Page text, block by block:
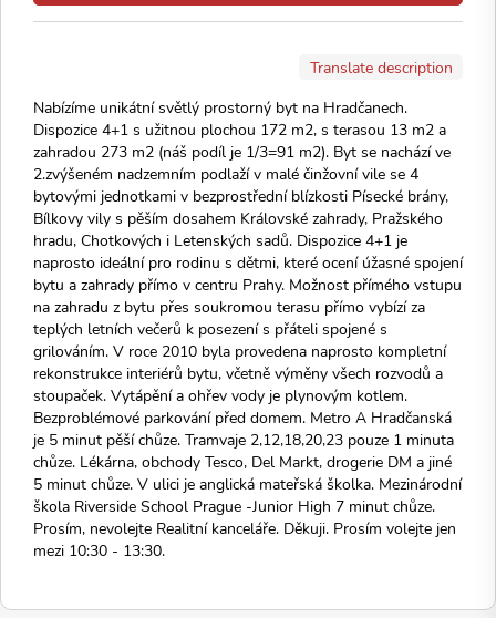
Translate description
Nabízíme unikátní světlý prostorný byt na Hradčanech.
Dispozice 4+1 s užitnou plochou 172 m2, s terasou 13 m2 a
zahradou 273 m2 (náš podíl je 1/3=91 m2). Byt se nachází ve
2.zvýšeném nadzemním podlaží v malé činžovní vile se 4
bytovými jednotkami v bezprostřední blízkosti Písecké brány,
Bílkovy vily s pěším dosahem Královské zahrady, Pražského
hradu, Chotkových i Letenských sadů. Dispozice 4+1 je
naprosto ideální pro rodinu s dětmi, které ocení úžasné spojení
bytu a zahrady přímo v centru Prahy. Možnost přímého vstupu
na zahradu z bytu přes soukromou terasu přímo vybízí za
teplých letních večerů k posezení s přáteli spojené s
grilováním. V roce 2010 byla provedena naprosto kompletní
rekonstrukce interiérů bytu, včetně výměny všech rozvodů a
stoupaček. Vytápění a ohřev vody je plynovým kotlem.
Bezproblémové parkování před domem. Metro A Hradčanská
je 5 minut pěší chůze. Tramvaje 2,12,18,20,23 pouze 1 minuta
chůze. Lékárna, obchody Tesco, Del Markt, drogerie DM a jiné
5 minut chůze. V ulici je anglická mateřská školka. Mezinárodní
škola Riverside School Prague -Junior High 7 minut chůze.
Prosím, nevolejte Realitní kanceláře. Děkuji. Prosím volejte jen
mezi 10:30 - 13:30.